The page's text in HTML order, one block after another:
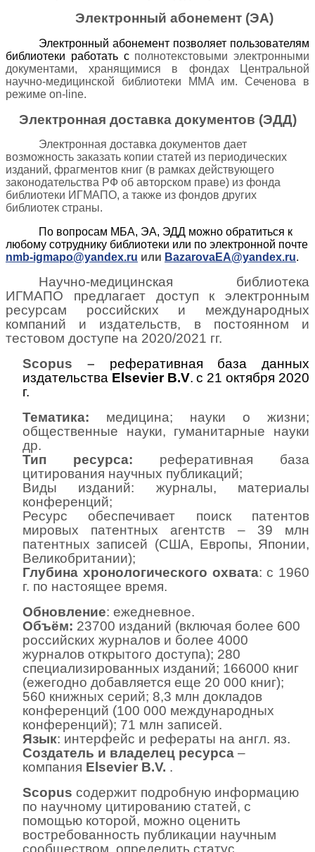
Электронный абонемент (ЭА)
Электронный абонемент позволяет пользователям
библиотеки работать с полнотекстовыми электронными
документами, хранящимися в фондах Центральной
научно-медицинской библиотеки
ММА им. Сеченова в
режиме on- linе.
Электронная доставка документов (ЭДД)
Электронная доставка документов дает
возможность заказать копии статей из периодических
изданий, фрагментов книг (в рамках действующего
законодательства РФ об авторском праве) из фонда
библиотеки ИГМАПО, а также из фондов других
библиотек страны.
По вопросам МБА, ЭА, ЭДД можно обратиться к
любому сотруднику библиотеки или по электронной почте
nmb-igmapo@yandex.ru или BazarovaEA@yandex.ru.
Научно-медицинская библиотека
ИГМАПО предлагает доступ к электронным
ресурсам российских и международных
компаний и издательств, в постоянном и
тестовом доступе на 2020/2021 гг.
Scopus – реферативная база данных
издательства Elsevier B.V. с 21 октября 2020
г.
Тематика: медицина; науки о жизни;
общественные науки, гуманитарные науки
др.
Тип ресурса: реферативная база
цитирования научных публикаций;
Виды изданий: журналы, материалы
конференций;
Ресурс обеспечивает поиск патентов
мировых патентных агентств – 39 млн
патентных записей (США, Европы, Японии,
Великобритании);
Глубина хронологического охвата: с 1960
г. по настоящее время.
Обновление: ежедневное.
Объём: 23700 изданий (включая более 600
российских журналов и более 4000
журналов открытого доступа); 280
специализированных изданий; 166000 книг
(ежегодно добавляется еще 20 000 книг);
560 книжных серий; 8,3 млн докладов
конференций (100 000 международных
конференций); 71 млн записей.
Язык: интерфейс и рефераты на англ. яз.
Создатель и владелец ресурса –
компания Elsevier B.V. .
Scopus содержит подробную информацию
по научному цитированию статей, с
помощью которой, можно оценить
востребованность публикации научным
сообществом, определить статус